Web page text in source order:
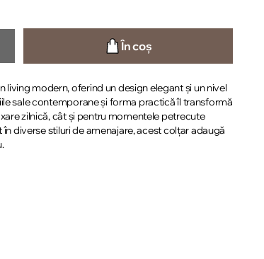
În coș
modern, oferind un design elegant și un nivel
sale contemporane și forma practică îl transformă
zilnică, cât și pentru momentele petrecute
diverse stiluri de amenajare, acest colțar adaugă